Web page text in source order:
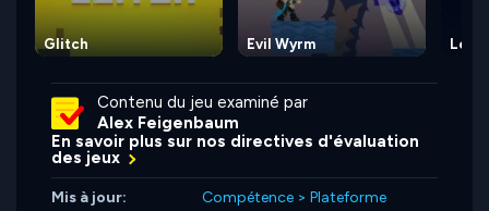
Glitch Evil Wyrm
Contenu du jeu examiné par
Alex Feigenbaum
En savoir plus sur nos directives d'évaluation
des jeux
Mis à jour: Compétence > Plateforme